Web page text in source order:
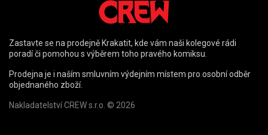
Zastavte se na prodejně Krakatit, kde vám naši kolegové rádi
poradí či pomohou s výběrem toho pravého komiksu.
Prodejna je i naším smluvním výdejním místem pro osobní odběr
objednaného zboží.
Nakladatelství CREW s.r.o. © 2026